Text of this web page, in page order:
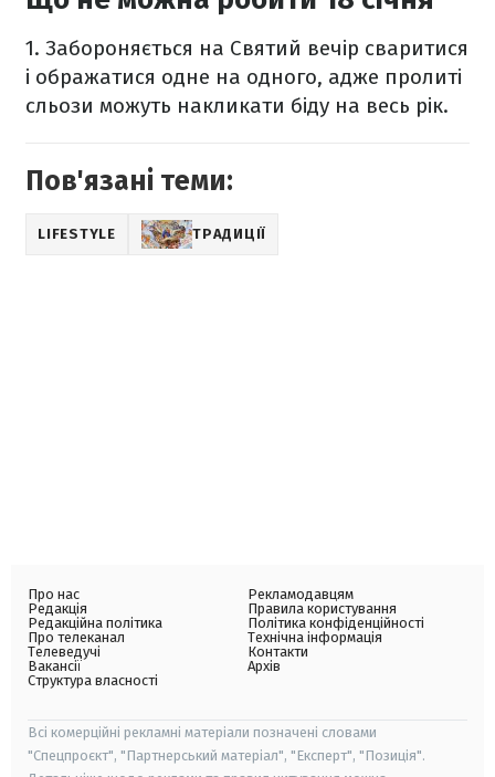
1. Забороняється на Святий вечір сваритися
і ображатися одне на одного, адже пролиті
сльози можуть накликати біду на весь рік.
Пов'язані теми:
LIFESTYLE ТРАДИЦІЇ
Про нас
Редакція
Редакційна політика
Про телеканал
Телеведучі
Вакансії
Структура власності
Рекламодавцям
Правила користування
Політика конфіденційності
Технічна інформація
Контакти
Архів
Всі комерційні рекламні матеріали позначені словами
"Спецпроєкт", "Партнерський матеріал", "Експерт", "Позиція".